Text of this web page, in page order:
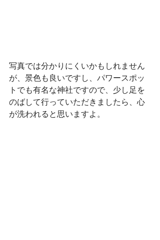
写真では分かりにくいかもしれません
が、景色も良いですし、パワースポッ
トでも有名な神社ですので、少し足を
のばして行っていただきましたら、心
が洗われると思いますよ。